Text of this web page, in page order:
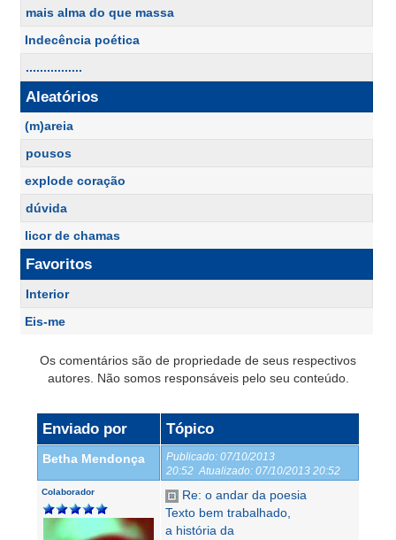
mais alma do que massa
Indecência poética
................
Aleatórios
(m)areia
pousos
explode coração
dúvida
licor de chamas
Favoritos
Interior
Eis-me
Os comentários são de propriedade de seus respectivos
autores. Não somos responsáveis pelo seu conteúdo.
Enviado por Tópico
Betha Mendonça Publicado: 07/10/2013
20:52 Atualizado: 07/10/2013 20:52
Colaborador
Re: o andar da poesia
Texto bem trabalhado,
a história da